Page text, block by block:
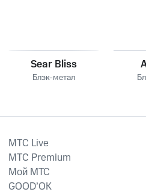
Sear Bliss
Блэк-метал
MTС Live
MTС Premium
Мой МТС
GOOD’OK